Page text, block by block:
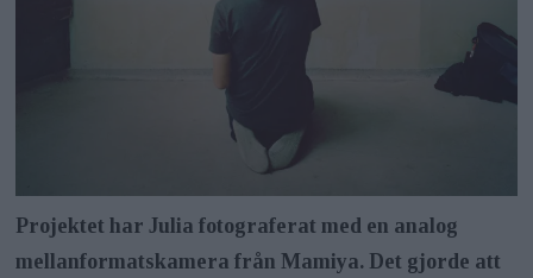
Projektet har Julia fotograferat med en analog
mellanformatskamera från Mamiya. Det gjorde att